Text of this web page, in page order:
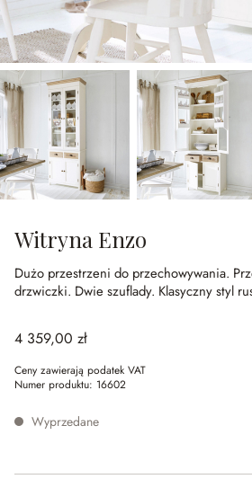
Witryna Enzo
Dużo przestrzeni do przechowywania.
drzwiczki. Dwie szuflady. Klasyczny styl
4 359,00 zł
Ceny zawierają podatek VAT
Numer produktu: 16602
Wyprzedane